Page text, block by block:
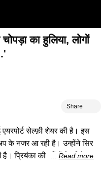
का हुलिया, लोगों
Share
सेल्फ़ी शेयर की है। इस
के नजर आ रही है। उन्होंने सिर
है। प्रियंका की आँखों के नीचे
का कहना है कि हमारे
Read more